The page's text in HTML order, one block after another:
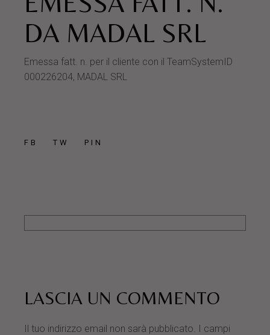
DA MADAL SRL
Emessa fatt. n. per il cliente con il TeamSystemID
000226204, MADAL SRL
FB TW PIN
LASCIA UN COMMENTO
Il tuo indirizzo email non sarà pubblicato. I campi